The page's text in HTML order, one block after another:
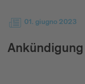
01. giugno 2023